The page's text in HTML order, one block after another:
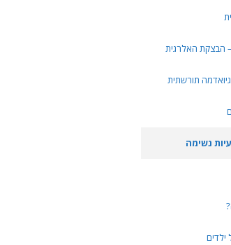
הבצקת האלרגית
תורשתית
נשימה